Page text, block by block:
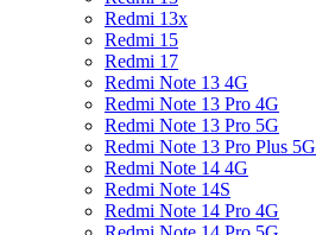
Redmi 13x
Redmi 15
Redmi 17
Redmi Note 13 4G
Redmi Note 13 Pro 4G
Redmi Note 13 Pro 5G
Redmi Note 13 Pro Plus 5G
Redmi Note 14 4G
Redmi Note 14S
Redmi Note 14 Pro 4G